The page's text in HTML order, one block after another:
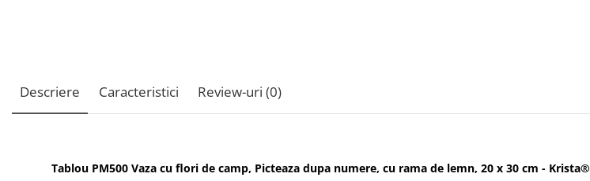
Descriere Caracteristici Review-uri (0)
Tablou PM500 Vaza cu flori de camp, Picteaza dupa numere, cu rama de lemn, 20 x 30 cm - Krista®